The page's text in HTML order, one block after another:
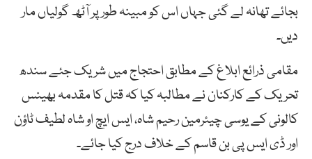
بجائے تھانہ لے گئی جہاں اس کو مبینہ طور پر آٹھ گولیاں مار
دیں۔
مقامی ذرائع ابلاغ کے مطابق احتجاج میں شریک جئے سندھ
تحریک کے کارکنان نے مطالبہ کیا کہ قتل کا مقدمہ بھینس
کالونی کے یوسی چیئرمین رحیم شاہ، ایس ایچ او شاہ لطیف ٹاؤن
اور ڈی ایس پی بن قاسم کے خلاف درج کیا جائے۔